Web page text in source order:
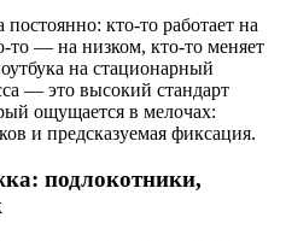
кто-то работает на
то — на низком, кто-то меняет
на стационарный
— это высокий стандарт
ощущается в мелочах:
и предсказуемая фиксация.
подлокотники,